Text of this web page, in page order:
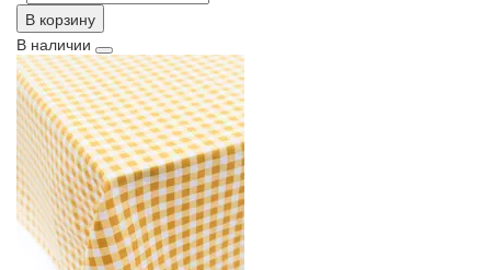
В корзину
В наличии